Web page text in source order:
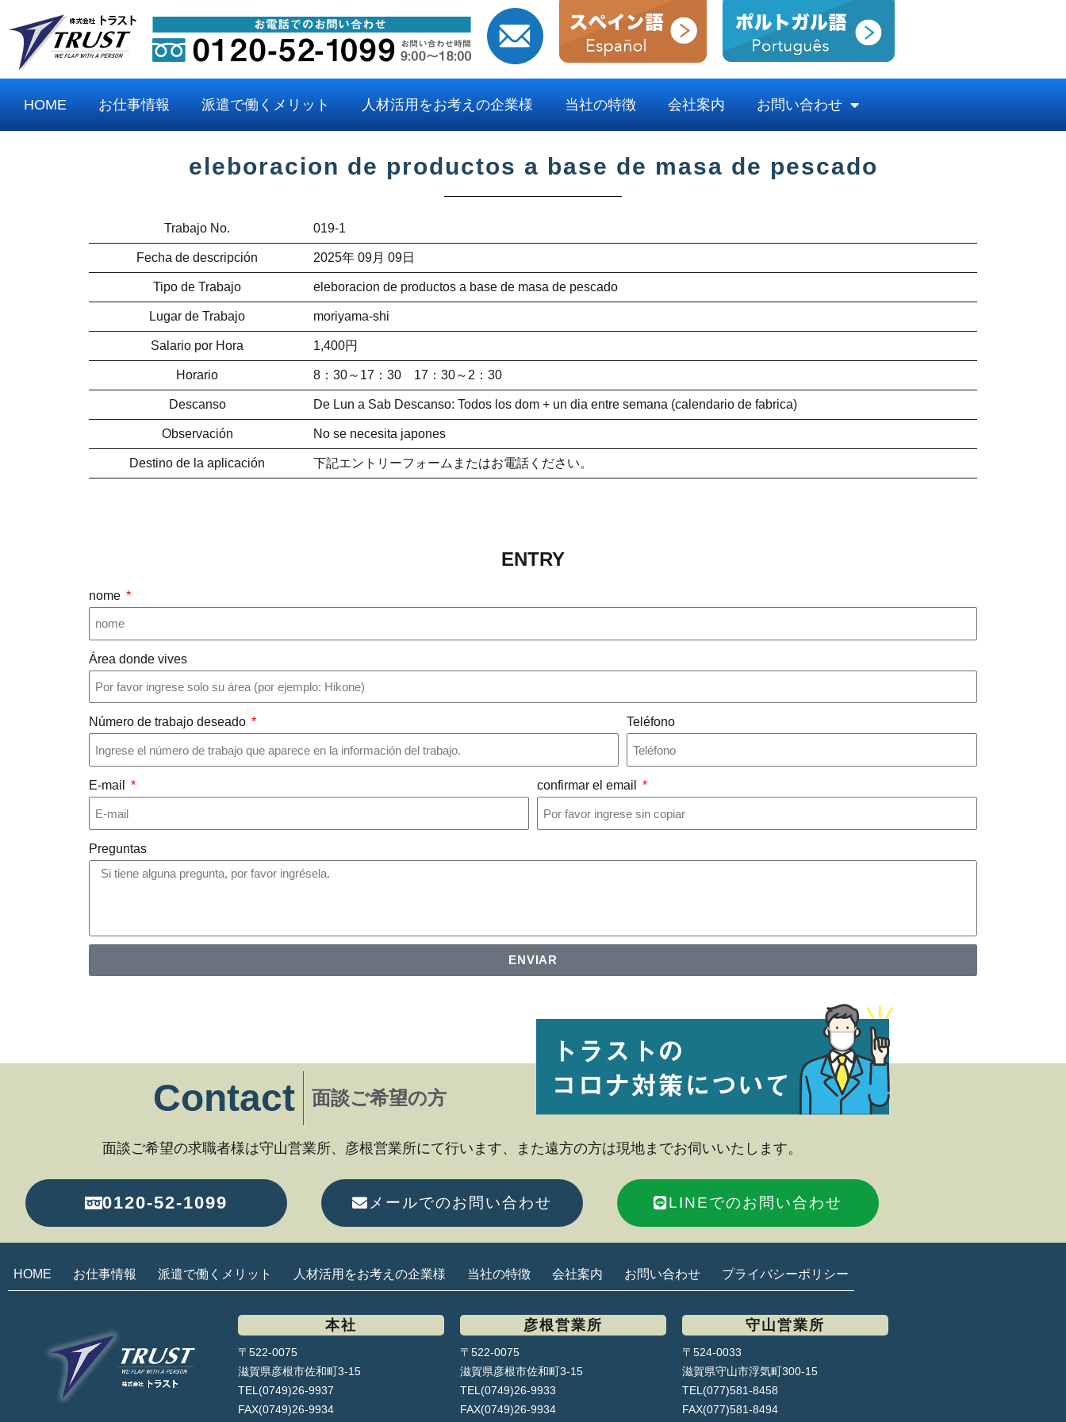
HOME お仕事情報 派遣で働くメリット 人材活用をお考えの企業様 当社の特徴 会社案内 お問い合わせ
eleboracion de productos a base de masa de pescado
Trabajo No. 019-1
Fecha de descripción 2025年 09月 09日
Tipo de Trabajo eleboracion de productos a base de masa de pescado
Lugar de Trabajo moriyama-shi
Salario por Hora 1,400円
Horario 8：30～17：30 17：30～2：30
Descanso De Lun a Sab Descanso: Todos los dom + un dia entre semana (calendario de fabrica)
Observación No se necesita japones
Destino de la aplicación 下記エントリーフォームまたはお電話ください。
ENTRY
nome
Área donde vives
Número de trabajo deseado Teléfono
E-mail confirmar el email
Preguntas
ENVIAR
Contact 面談ご希望の方
面談ご希望の求職者様は守山営業所、彦根営業所にて行います、また遠方の方は現地までお伺いいたします。
0120-52-1099 メールでのお問い合わせ LINEでのお問い合わせ
HOME お仕事情報 派遣で働くメリット 人材活用をお考えの企業様 当社の特徴 会社案内 お問い合わせ プライバシーポリシー
本社
〒522-0075
滋賀県彦根市佐和町3-15
TEL(0749)26-9937
FAX(0749)26-9934
彦根営業所
〒522-0075
滋賀県彦根市佐和町3-15
TEL(0749)26-9933
FAX(0749)26-9934
守山営業所
〒524-0033
滋賀県守山市浮気町300-15
TEL(077)581-8458
FAX(077)581-8494